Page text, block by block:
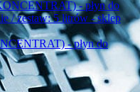
- płyn do